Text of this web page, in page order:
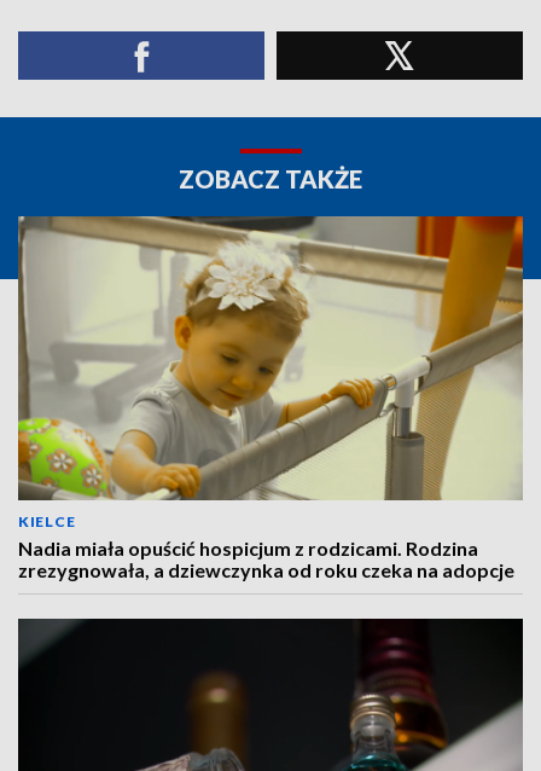
ZOBACZ TAKŻE
KIELCE
Nadia miała opuścić hospicjum z rodzicami. Rodzina
zrezygnowała, a dziewczynka od roku czeka na adopcje